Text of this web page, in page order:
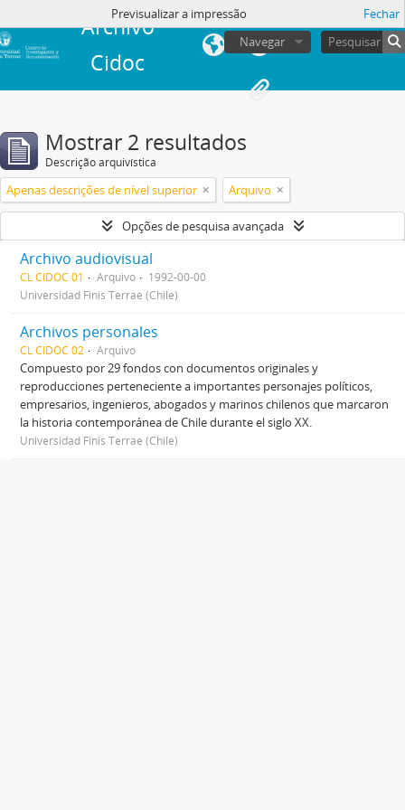
Archivo
Cidoc
Navegar
Previsualizar a impressão Fechar
Mostrar 2 resultados
Descrição arquivística
Apenas descrições de nível superior Arquivo
Opções de pesquisa avançada
Archivo audiovisual
CL CIDOC 01 Arquivo
1992-00-00
Universidad Finis Terrae (Chile)
Archivos personales
CL CIDOC 02 Arquivo
Compuesto por 29 fondos con documentos originales y
reproducciones perteneciente a importantes personajes políticos,
empresarios, ingenieros, abogados y marinos chilenos que marcaron
la historia contemporánea de Chile durante el siglo XX.
Universidad Finis Terrae (Chile)